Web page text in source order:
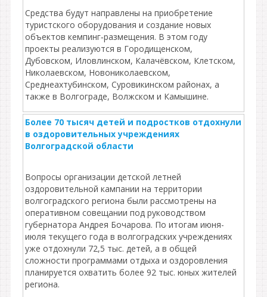
Средства будут направлены на приобретение
туристского оборудования и создание новых
объектов кемпинг‑размещения. В этом году
проекты реализуются в Городищенском,
Дубовском, Иловлинском, Калачёвском, Клетском,
Николаевском, Новониколаевском,
Среднеахтубинском, Суровикинском районах, а
также в Волгограде, Волжском и Камышине.
Более 70 тысяч детей и подростков отдохнули
в оздоровительных учреждениях
Волгоградской области
Вопросы организации детской летней
оздоровительной кампании на территории
волгоградского региона были рассмотрены на
оперативном совещании под руководством
губернатора Андрея Бочарова. По итогам июня-
июля текущего года в волгоградских учреждениях
уже отдохнули 72,5 тыс. детей, а в общей
сложности программами отдыха и оздоровления
планируется охватить более 92 тыс. юных жителей
региона.